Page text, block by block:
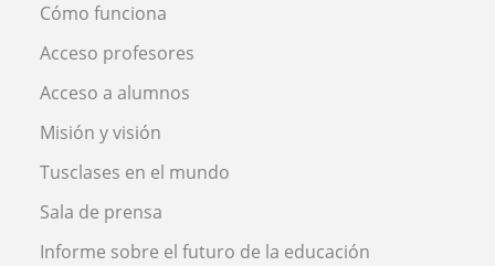
Cómo funciona
Acceso profesores
Acceso a alumnos
Misión y visión
Tusclases en el mundo
Sala de prensa
Informe sobre el futuro de la educación